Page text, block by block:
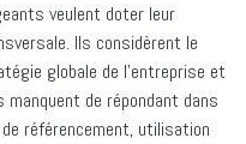
veulent doter leur
Ils considèrent le
globale de l’entreprise et
de répondant dans
référencement, utilisation